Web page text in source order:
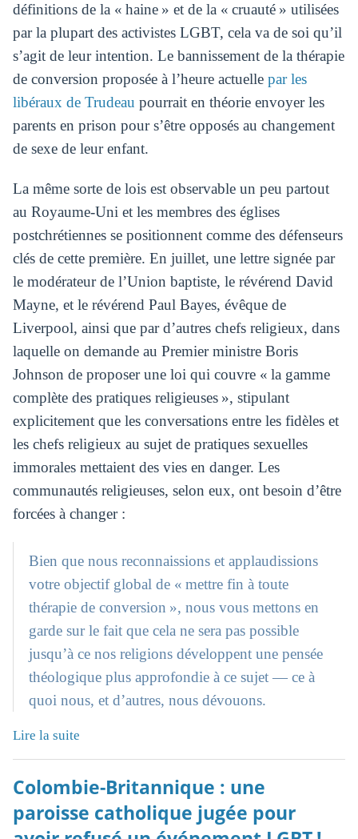
définitions de la « haine » et de la « cruauté » utilisées
par la plupart des activistes LGBT, cela va de soi qu’il
s’agit de leur intention. Le bannissement de la thérapie
de conversion proposée à l’heure actuelle par les
libéraux de Trudeau pourrait en théorie envoyer les
parents en prison pour s’être opposés au changement
de sexe de leur enfant.
La même sorte de lois est observable un peu partout
au Royaume-Uni et les membres des églises
postchrétiennes se positionnent comme des défenseurs
clés de cette première. En juillet, une lettre signée par
le modérateur de l’Union baptiste, le révérend David
Mayne, et le révérend Paul Bayes, évêque de
Liverpool, ainsi que par d’autres chefs religieux, dans
laquelle on demande au Premier ministre Boris
Johnson de proposer une loi qui couvre « la gamme
complète des pratiques religieuses », stipulant
explicitement que les conversations entre les fidèles et
les chefs religieux au sujet de pratiques sexuelles
immorales mettaient des vies en danger. Les
communautés religieuses, selon eux, ont besoin d’être
forcées à changer :
Bien que nous reconnaissions et applaudissions
votre objectif global de « mettre fin à toute
thérapie de conversion », nous vous mettons en
garde sur le fait que cela ne sera pas possible
jusqu’à ce nos religions développent une pensée
théologique plus approfondie à ce sujet — ce à
quoi nous, et d’autres, nous dévouons.
Lire la suite
Colombie-Britannique : une
paroisse catholique jugée pour